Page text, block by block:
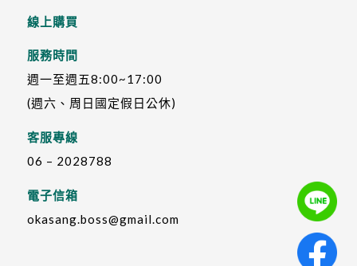
線上購買
服務時間
週一至週五8:00~17:00
(週六、周日國定假日公休)
客服專線
06 – 2028788
電子信箱
okasang.boss@gmail.com